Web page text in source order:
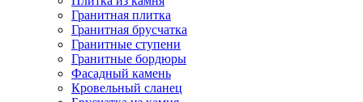
Гранитная плитка
Гранитная брусчатка
Гранитные ступени
Гранитные бордюры
Фасадный камень
Кровельный сланец